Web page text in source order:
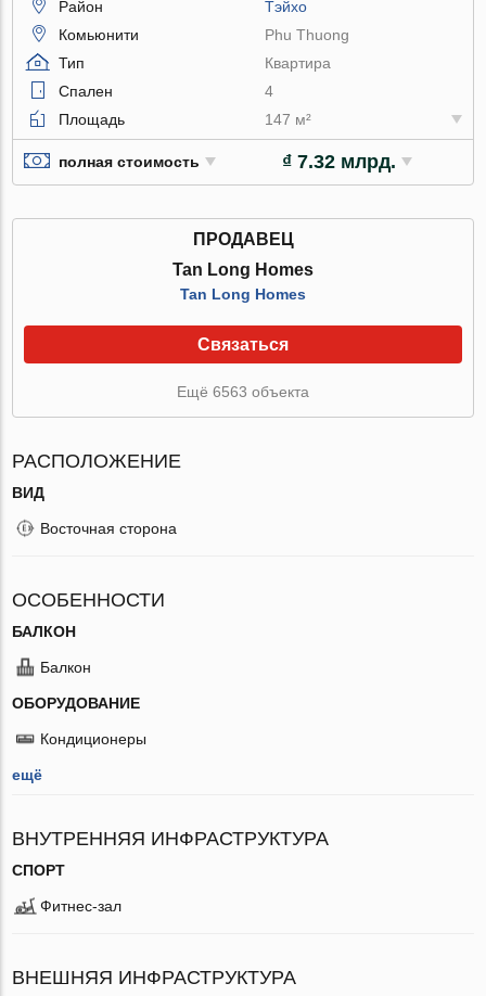
Район
Тэйхо
Комьюнити
Phu Thuong
Тип
Квартира
Спален
4
Площадь
147 м²
полная стоимость ₫ 7.32 млрд.
ПРОДАВЕЦ
Tan Long Homes
Tan Long Homes
Связаться
Ещё 6563 объекта
РАСПОЛОЖЕНИЕ
ВИД
Восточная сторона
ОСОБЕННОСТИ
БАЛКОН
Балкон
ОБОРУДОВАНИЕ
Кондиционеры
ещё
ВНУТРЕННЯЯ ИНФРАСТРУКТУРА
СПОРТ
Фитнес-зал
ВНЕШНЯЯ ИНФРАСТРУКТУРА